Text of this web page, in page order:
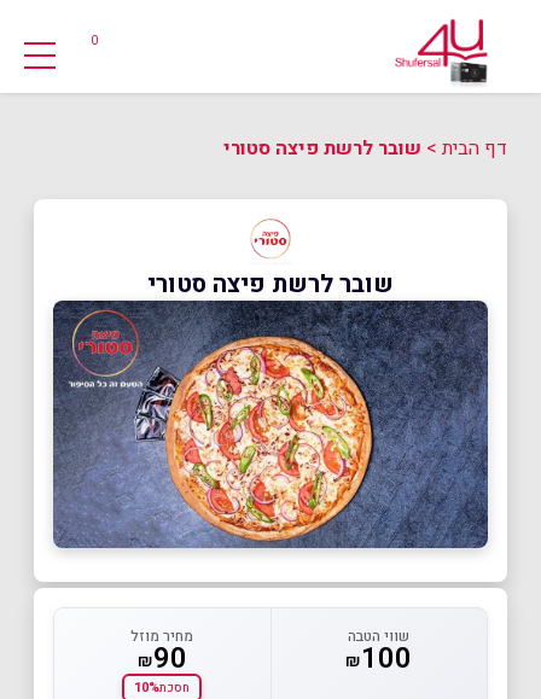
0
דף הבית> שובר לרשת פיצה סטורי
שובר לרשת פיצה סטורי
שווי הטבה
₪100
מחיר מוזל
₪90
חסכת10%